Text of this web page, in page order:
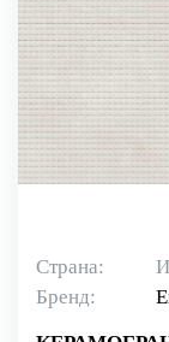
Страна:
Бренд: